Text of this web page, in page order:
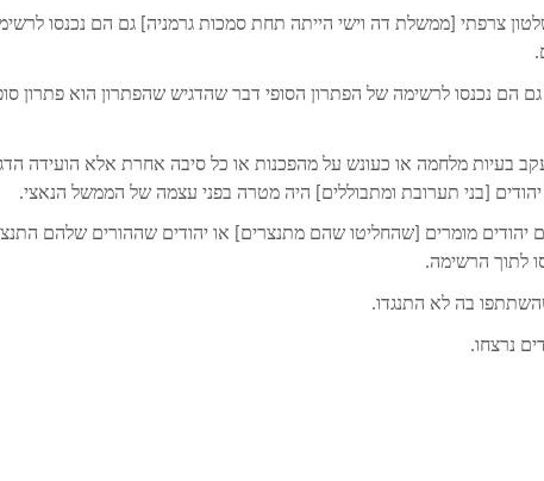
צרפתי [ממשלת דה וישי הייתה תחת סמכות גרמניה] גם הם נכנסו
200 יהודים ובכל זאת גם הם נכנסו לרשימה של הפתרון הסופי דבר שהדגיש שהפתרון הוא פתרון
בעיות מלחמה או כעונש על מהפכנות או כל סיבה אחרת אלא הועידה
[בני תערובת ומתבוללים] היה מטרה בפני עצמה של הממשל הנאצי.
יהודים מומרים [שהחליטו שהם מתנצרים] או יהודים שההורים שלהם
לתוך הרשימה.
בה לא התנגדו.